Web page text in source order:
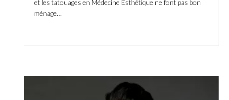
et les tatouages en Médecine Esthétique ne font pas bon
ménage…